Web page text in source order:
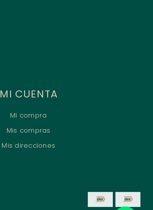
MI CUENTA
Mi compra
Mis compras
Mis direcciones